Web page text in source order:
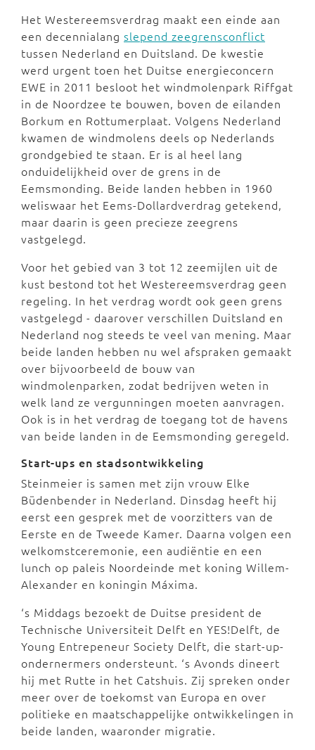
Het Westereemsverdrag maakt een einde aan
een decennialang slepend zeegrensconflict
tussen Nederland en Duitsland. De kwestie
werd urgent toen het Duitse energieconcern
EWE in 2011 besloot het windmolenpark Riffgat
in de Noordzee te bouwen, boven de eilanden
Borkum en Rottumerplaat. Volgens Nederland
kwamen de windmolens deels op Nederlands
grondgebied te staan. Er is al heel lang
onduidelijkheid over de grens in de
Eemsmonding. Beide landen hebben in 1960
weliswaar het Eems-Dollardverdrag getekend,
maar daarin is geen precieze zeegrens
vastgelegd.
Voor het gebied van 3 tot 12 zeemijlen uit de
kust bestond tot het Westereemsverdrag geen
regeling. In het verdrag wordt ook geen grens
vastgelegd - daarover verschillen Duitsland en
Nederland nog steeds te veel van mening. Maar
beide landen hebben nu wel afspraken gemaakt
over bijvoorbeeld de bouw van
windmolenparken, zodat bedrijven weten in
welk land ze vergunningen moeten aanvragen.
Ook is in het verdrag de toegang tot de havens
van beide landen in de Eemsmonding geregeld.
Start-ups en stadsontwikkeling
Steinmeier is samen met zijn vrouw Elke
Büdenbender in Nederland. Dinsdag heeft hij
eerst een gesprek met de voorzitters van de
Eerste en de Tweede Kamer. Daarna volgen een
welkomstceremonie, een audiëntie en een
lunch op paleis Noordeinde met koning Willem-
Alexander en koningin Máxima.
‘s Middags bezoekt de Duitse president de
Technische Universiteit Delft en YES!Delft, de
Young Entrepeneur Society Delft, die start-up-
ondernermers ondersteunt. ‘s Avonds dineert
hij met Rutte in het Catshuis. Zij spreken onder
meer over de toekomst van Europa en over
politieke en maatschappelijke ontwikkelingen in
beide landen, waaronder migratie.